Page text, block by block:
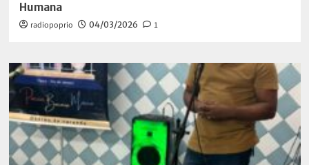
Humana
radiopoprio 04/03/2026 1